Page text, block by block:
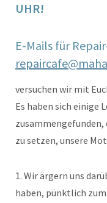
UHR!
E-Mails für
versuchen wir mit
Es haben sich einige
zusammengefunden,
zu setzen, unsere
1. Wir ärgern uns
haben, pünktlich